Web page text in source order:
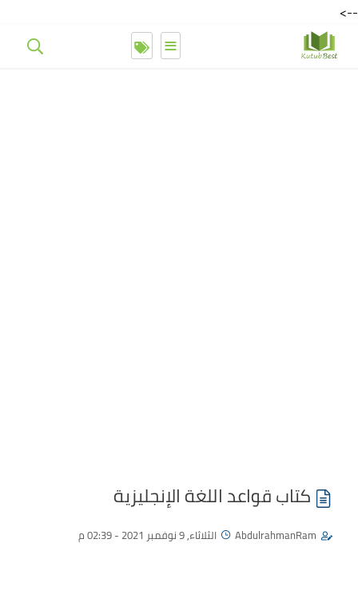
-->
≡
كتاب قواعد اللغة الإنجليزية
AbdulrahmanRam الثلاثاء, 9 نوفمبر 2021 - 02:39 م